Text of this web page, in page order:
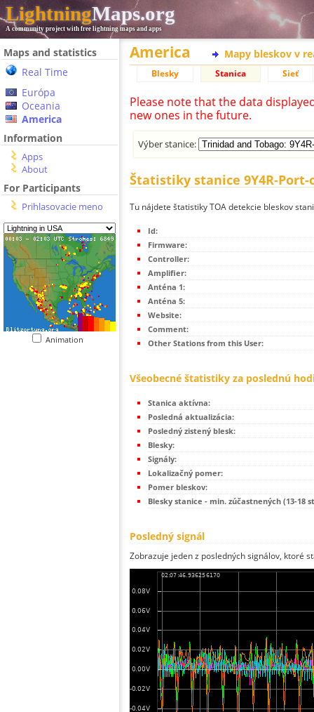
LightningMaps.org
A community project with free lightning maps and apps
Maps and statistics
Real Time
Európa
Oceania
America
Information
Apps
About
For Participants
Prihlasovacie meno
Animation
America Mapy bleskov v
Blesky Stanica Sieť
Please note that the data
new ones in the future.
Výber stanice:
Štatistiky stanice 9Y4R-Port-
Tu nájdete štatistiky TOA detekcie bleskov
Id:
Firmware:
Controller:
Amplifier:
Anténa 1:
Anténa 5:
Website:
Comment:
Other Stations from this User:
Všeobecné štatistiky za poslednú
Stanica aktívna:
Posledná aktualizácia:
Posledný zistený blesk:
Blesky:
Signály:
Lokalizačný pomer:
Pomer bleskov:
Blesky stanice - min. zúčastnených (13-18
Posledný signál
Zobrazuje jeden z posledných signálov, ktoré